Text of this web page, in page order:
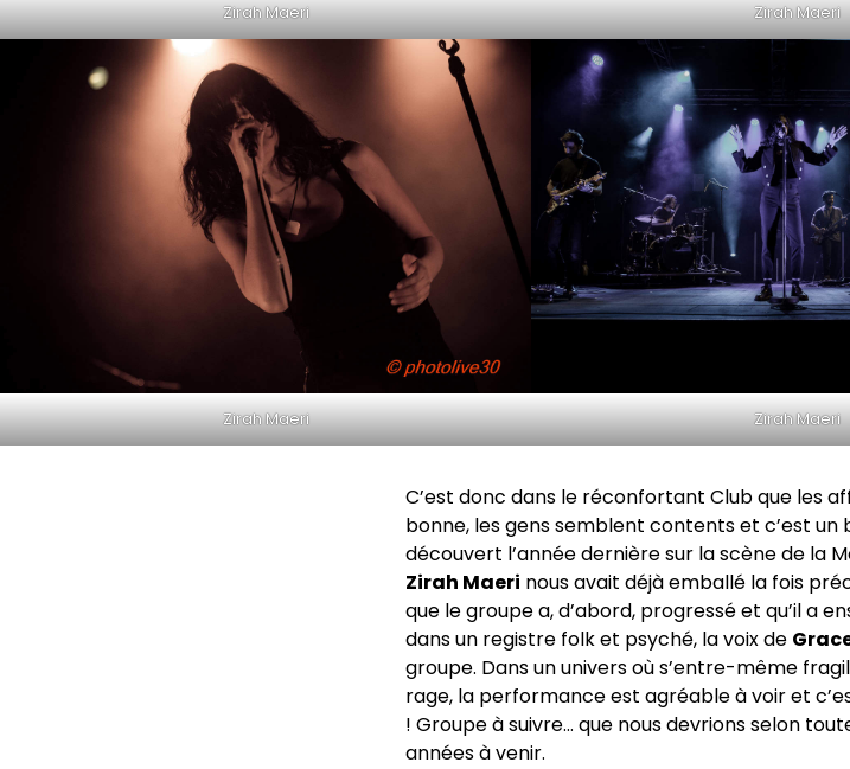
Zirah Maeri Zirah Maeri
Zirah Maeri Zirah Maeri
C’est donc dans le réconfortant Club que les
bonne, les gens semblent contents et c’est un
découvert l’année dernière sur la scène de la
Zirah Maeri nous avait déjà emballé la fois
que le groupe a, d’abord, progressé et qu’il a
dans un registre folk et psyché, la voix de
groupe. Dans un univers où s’entre-même
rage, la performance est agréable à voir et
! Groupe à suivre… que nous devrions selon
années à venir.